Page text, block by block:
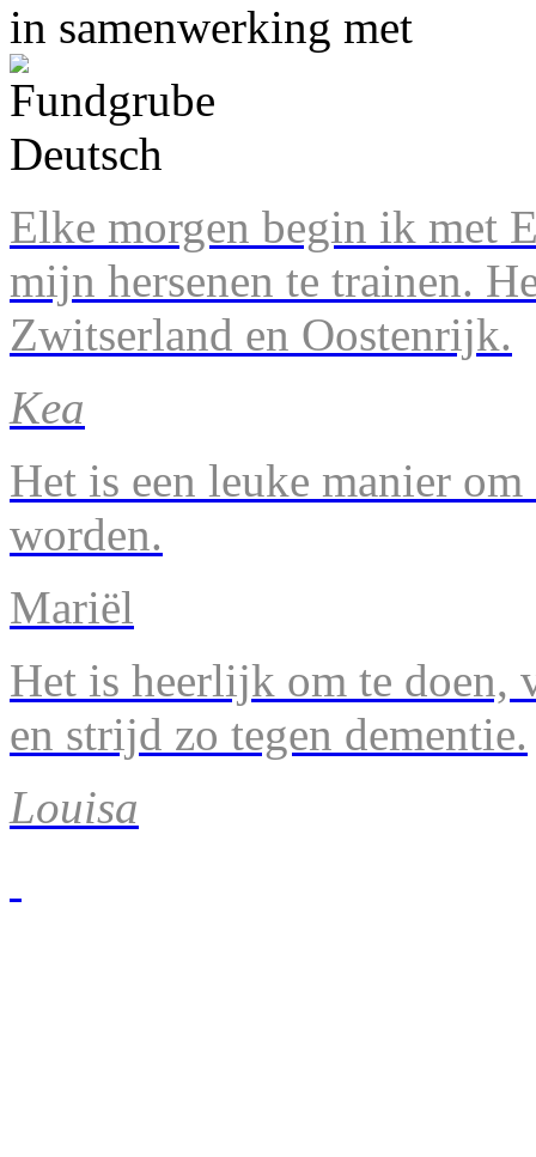
in samenwerking met
Elke morgen begin ik met
mijn hersenen te trainen.
Zwitserland en Oostenrijk.
Kea
Het is een leuke manier
worden.
Mariël
Het is heerlijk om te doen,
en strijd zo tegen dementie.
Louisa